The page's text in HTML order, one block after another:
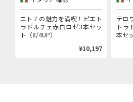
エトナの魅力を満喫！ピエト
ラドルチェ赤白ロゼ3本セッ
ト（8/4UP）
¥10,197
テロ
トラ
本セ